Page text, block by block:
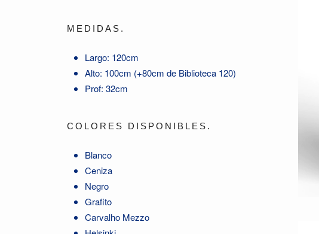
MEDIDAS.
Largo: 120cm
Alto: 100cm (+80cm de Biblioteca 120)
Prof: 32cm
COLORES DISPONIBLES.
Blanco
Ceniza
Negro
Grafito
Carvalho Mezzo